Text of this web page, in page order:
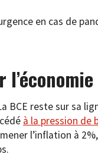
en cas de
BCE reste sur sa
à la pression de
l’inflation à